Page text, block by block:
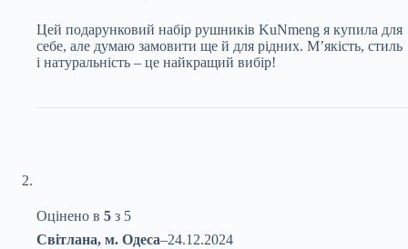
Цей подарунковий набір рушників KuNmeng я купила для
себе, але думаю замовити ще й для рідних. М’якість, стиль
і натуральність – це найкращий вибір!
Оцінено в 5 з 5
Світлана, м. Одеса–24.12.2024